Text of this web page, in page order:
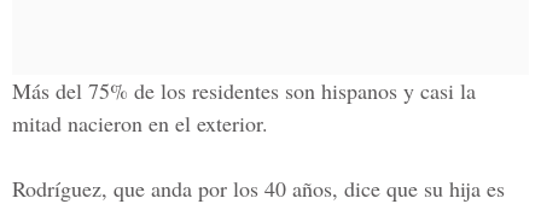
Más del 75% de los residentes son hispanos y casi la
mitad nacieron en el exterior.
Rodríguez, que anda por los 40 años, dice que su hija es